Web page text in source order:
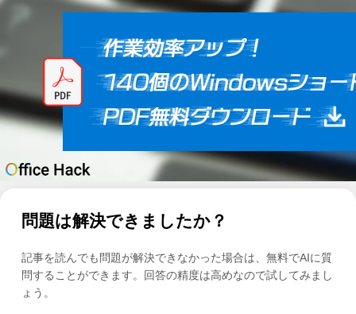
問題は解決できましたか？
記事を読んでも問題が解決できなかった場合は、無料でAIに質
問することができます。回答の精度は高めなので試してみまし
ょう。